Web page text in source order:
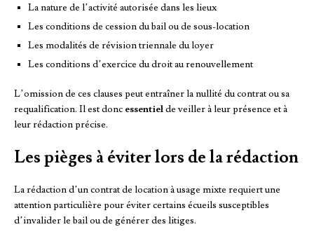
La nature de l’activité autorisée dans les lieux
Les conditions de cession du bail ou de sous-location
Les modalités de révision triennale du loyer
Les conditions d’exercice du droit au renouvellement
L’omission de ces clauses peut entraîner la nullité du contrat ou sa
requalification. Il est donc essentielde veiller à leur présence et à
leur rédaction précise.
Les pièges à éviter lors de la rédaction
La rédaction d’un contrat de location à usage mixte requiert une
attention particulière pour éviter certains écueils susceptibles
d’invalider le bail ou de générer des litiges.